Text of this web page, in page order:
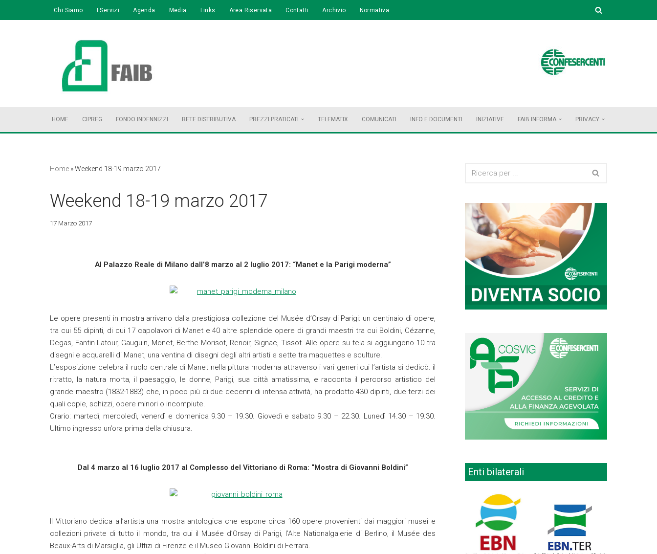
Chi Siamo I Servizi Agenda Media Links Area Riservata Contatti Archivio Normativa
HOME CIPREG FONDO INDENNIZZI RETE DISTRIBUTIVA PREZZI PRATICATI TELEMATIX COMUNICATI INFO E DOCUMENTI INIZIATIVE FAIB INFORMA PRIVACY
Home »Weekend 18-19 marzo 2017
Weekend 18-19 marzo 2017
17 Marzo 2017
Al Palazzo Reale di Milano dall’8 marzo al 2 luglio 2017: “Manet e la Parigi moderna”
Le opere presenti in mostra arrivano dalla prestigiosa collezione del Musée d’Orsay di Parigi: un centinaio di opere,
tra cui 55 dipinti, di cui 17 capolavori di Manet e 40 altre splendide opere di grandi maestri tra cui Boldini, Cézanne,
Degas, Fantin-Latour, Gauguin, Monet, Berthe Morisot, Renoir, Signac, Tissot. Alle opere su tela si aggiungono 10 tra
disegni e acquarelli di Manet, una ventina di disegni degli altri artisti e sette tra maquettes e sculture.
L’esposizione celebra il ruolo centrale di Manet nella pittura moderna attraverso i vari generi cui l’artista si dedicò: il
ritratto, la natura morta, il paesaggio, le donne, Parigi, sua città amatissima, e racconta il percorso artistico del
grande maestro (1832-1883) che, in poco più di due decenni di intensa attività, ha prodotto 430 dipinti, due terzi dei
quali copie, schizzi, opere minori o incompiute.
Orario: martedì, mercoledì, venerdì e domenica 9.30 – 19.30. Giovedì e sabato 9.30 – 22.30. Lunedì 14.30 – 19.30.
Ultimo ingresso un’ora prima della chiusura.
Dal 4 marzo al 16 luglio 2017 al Complesso del Vittoriano di Roma: “Mostra di Giovanni Boldini”
Il Vittoriano dedica all’artista una mostra antologica che espone circa 160 opere provenienti dai maggiori musei e
collezioni private di tutto il mondo, tra cui il Musée d’Orsay di Parigi, l’Alte Nationalgalerie di Berlino, il Musée des
Beaux-Arts di Marsiglia, gli Uffizi di Firenze e il Museo Giovanni Boldini di Ferrara.
Enti bilaterali